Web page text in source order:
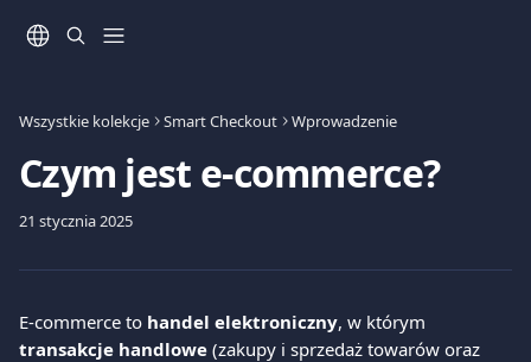
Wszystkie kolekcje Smart Checkout Wprowadzenie
Czym jest e-commerce?
21 stycznia 2025
E-commerce to handel elektroniczny, w którym
transakcje handlowe (zakupy i sprzedaż towarów oraz